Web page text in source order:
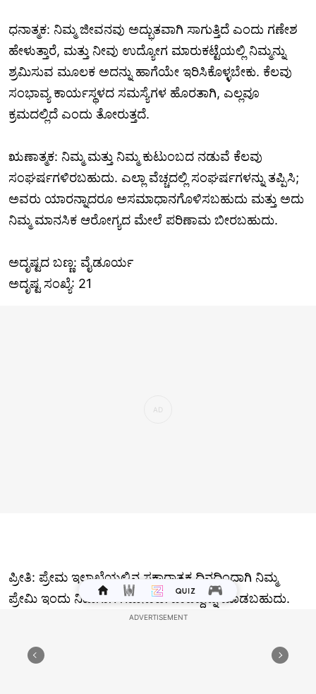
ಧನಾತ್ಮಕ: ನಿಮ್ಮ ಜೀವನವು ಅದ್ಭುತವಾಗಿ ಸಾಗುತ್ತಿದೆ ಎಂದು ಗಣೇಶ
ಹೇಳುತ್ತಾರೆ, ಮತ್ತು ನೀವು ಉದ್ಯೋಗ ಮಾರುಕಟ್ಟೆಯಲ್ಲಿ ನಿಮ್ಮನ್ನು
ಶ್ರಮಿಸುವ ಮೂಲಕ ಅದನ್ನು ಹಾಗೆಯೇ ಇರಿಸಿಕೊಳ್ಳಬೇಕು. ಕೆಲವು
ಸಂಭಾವ್ಯ ಕಾರ್ಯಸ್ಥಳದ ಸಮಸ್ಯೆಗಳ ಹೊರತಾಗಿ, ಎಲ್ಲವೂ
ಕ್ರಮದಲ್ಲಿದೆ ಎಂದು ತೋರುತ್ತದೆ.
ಋಣಾತ್ಮಕ: ನಿಮ್ಮ ಮತ್ತು ನಿಮ್ಮ ಕುಟುಂಬದ ನಡುವೆ ಕೆಲವು
ಸಂಘರ್ಷಗಳಿರಬಹುದು. ಎಲ್ಲಾ ವೆಚ್ಚದಲ್ಲಿ ಸಂಘರ್ಷಗಳನ್ನು ತಪ್ಪಿಸಿ;
ಅವರು ಯಾರನ್ನಾದರೂ ಅಸಮಾಧಾನಗೊಳಿಸಬಹುದು ಮತ್ತು ಅದು
ನಿಮ್ಮ ಮಾನಸಿಕ ಆರೋಗ್ಯದ ಮೇಲೆ ಪರಿಣಾಮ ಬೀರಬಹುದು.
ಅದೃಷ್ಟದ ಬಣ್ಣ: ವೈಡೂರ್ಯ
ಅದೃಷ್ಟ ಸಂಖ್ಯೆ: 21
ಪ್ರೀತಿ: ಪ್ರೇಮ ಇಲಾಖೆಯಲ್ಲಿನ ಸಕಾರಾತ್ಮಕ ದಿನದಿಂದಾಗಿ ನಿಮ್ಮ
ಪ್ರೇಮಿ ಇಂದು ನಿಮಗಾಗಿ ಗಮನಾರ್ಹವಾದದ್ದನ್ನು ಮಾಡಬಹುದು.
ಯಾವುದೇ ಸಂಕೀರ್ಣವಾದ ಪ್ರೇಮ ಸಂಬಂಧಿತ